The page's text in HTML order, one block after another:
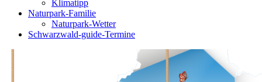
Klimatipp
Naturpark-Familie
Naturpark-Wetter
Schwarzwald-guide-Termine